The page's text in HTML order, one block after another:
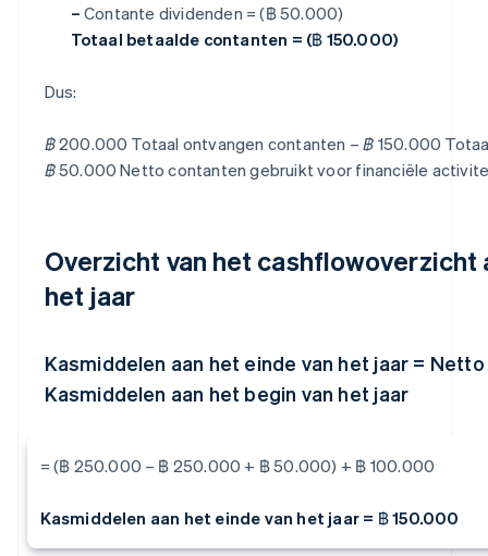
– Contante dividenden = (฿ 50.000)
Totaal betaalde contanten = (฿ 150.000)
Dus:
฿ 200.000 Totaal ontvangen contanten – ฿ 150.000
฿ 50.000 Netto contanten gebruikt voor financiële
Overzicht van het cashflowoverzicht
het jaar
Kasmiddelen aan het einde van het jaar =
Kasmiddelen aan het begin van het jaar
= (฿ 250.000 – ฿ 250.000 + ฿ 50.000) + ฿ 100.000
Kasmiddelen aan het einde van het jaar = ฿ 150.000